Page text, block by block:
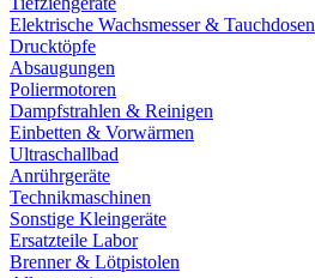
Elektrische Wachsmesser & Tauchdosen
Drucktöpfe
Absaugungen
Poliermotoren
Dampfstrahlen & Reinigen
Einbetten & Vorwärmen
Ultraschallbad
Anrührgeräte
Technikmaschinen
Sonstige Kleingeräte
Ersatzteile Labor
Brenner & Lötpistolen